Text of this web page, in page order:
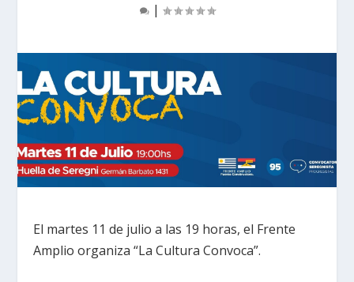
|
El martes 11 de julio a las 19 horas, el Frente
Amplio organiza “La Cultura Convoca”.